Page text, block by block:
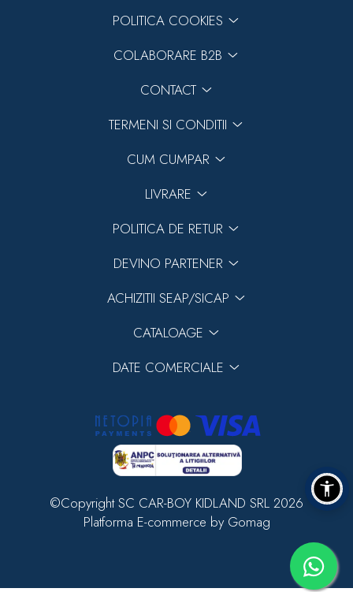
POLITICA COOKIES
COLABORARE B2B
CONTACT
TERMENI SI CONDITII
CUM CUMPAR
LIVRARE
POLITICA DE RETUR
DEVINO PARTENER
ACHIZITII SEAP/SICAP
CATALOAGE
DATE COMERCIALE
©Copyright SC CAR-BOY KIDLAND SRL 2026
Platforma E-commerce by Gomag